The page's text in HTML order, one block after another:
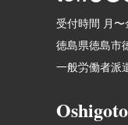
受付時間 月〜
徳島県徳島市
一般労働者派